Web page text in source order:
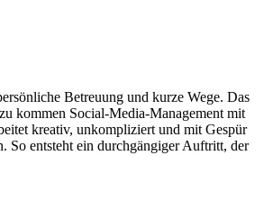
Betreuung und kurze Wege. Das
kommen Social-Media-Management mit
kreativ, unkompliziert und mit Gespür
So entsteht ein durchgängiger Auftritt, der